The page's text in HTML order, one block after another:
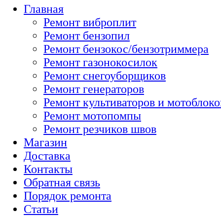
Главная
Ремонт виброплит
Ремонт бензопил
Ремонт бензокос/бензотриммера
Ремонт газонокосилок
Ремонт снегоуборщиков
Ремонт генераторов
Ремонт культиваторов и
Ремонт мотопомпы
Ремонт резчиков швов
Магазин
Доставка
Контакты
Обратная связь
Порядок ремонта
Статьи